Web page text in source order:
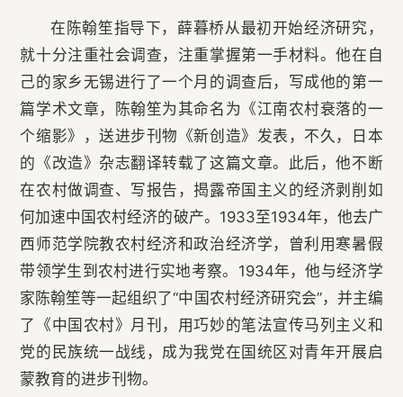
在陈翰笙指导下，薛暮桥从最初开始经济研究，
就十分注重社会调查，注重掌握第一手材料。他在自
己的家乡无锡进行了一个月的调查后，写成他的第一
篇学术文章，陈翰笙为其命名为《江南农村衰落的一
个缩影》，送进步刊物《新创造》发表，不久，日本
的《改造》杂志翻译转载了这篇文章。此后，他不断
在农村做调查、写报告，揭露帝国主义的经济剥削如
何加速中国农村经济的破产。1933至1934年，他去广
西师范学院教农村经济和政治经济学，曾利用寒暑假
带领学生到农村进行实地考察。1934年，他与经济学
家陈翰笙等一起组织了“中国农村经济研究会”，并主编
了《中国农村》月刊，用巧妙的笔法宣传马列主义和
党的民族统一战线，成为我党在国统区对青年开展启
蒙教育的进步刊物。